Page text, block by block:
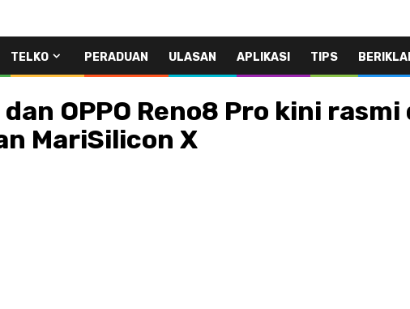
TELKO PERADUAN ULASAN APLIKASI TIPS
dan OPPO Reno8 Pro kini
MariSilicon X